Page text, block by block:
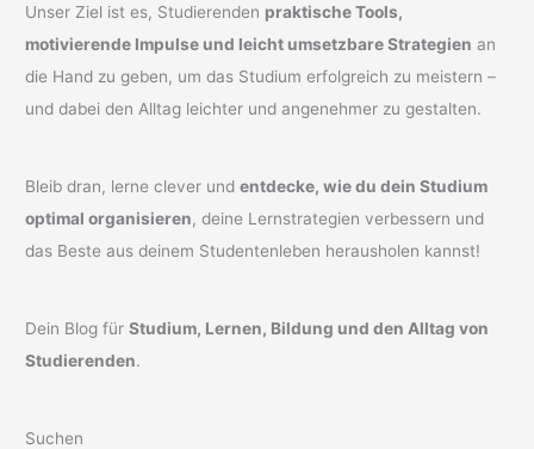
Unser Ziel ist es, Studierenden praktische Tools,
motivierende Impulse und leicht umsetzbare Strategien an
die Hand zu geben, um das Studium erfolgreich zu meistern –
und dabei den Alltag leichter und angenehmer zu gestalten.
Bleib dran, lerne clever undentdecke, wie du dein Studium
optimal organisieren, deine Lernstrategien verbessern und
das Beste aus deinem Studentenleben herausholen kannst!
Dein Blog fürStudium, Lernen, Bildung und den Alltag von
Studierenden.
Suchen